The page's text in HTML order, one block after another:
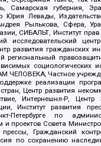
Самарская губерния,
Юрия Левады,
Рылькова, Сфера,
СИБАЛЬТ, Институт
исследовательский
развития гражданских
региональный
социологических
Частное
реализации
Центр развития
Интернешнл-Р,
Институт развития
Петербурге по
и проектов Совета
Гражданский
по сохранению